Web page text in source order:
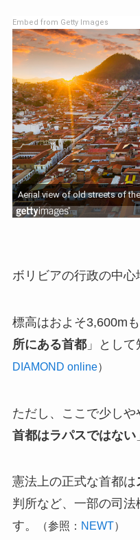
Embed from Getty Images
ボリビアの行政の中心
標高はおよそ3,600m
所にある首都」として
DIAMOND online）
ただし、ここで少しや
首都はラパスではない
憲法上の正式な首都は
判所など、一部の司
す。
（参照： NEWT）